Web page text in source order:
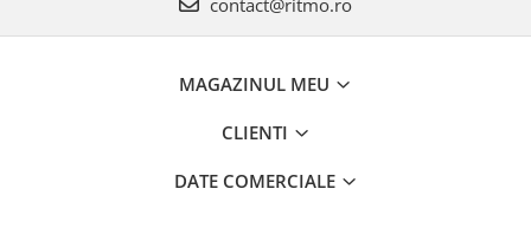
MAGAZINUL MEU
CLIENTI
DATE COMERCIALE